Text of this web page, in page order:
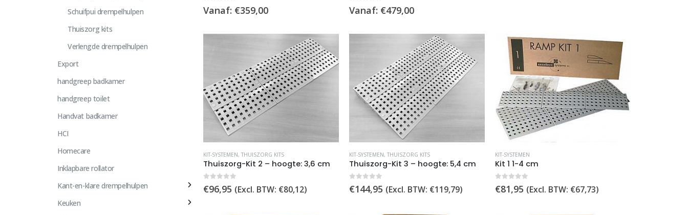
meerdere
worden
op
de
productpagina
out of 5
Vanaf: €359,00
meerdere
worden
op
productpagina
out of 5
Vanaf: €479,00
KIT-SYSTEMEN, THUISZORG KITS
Thuiszorg-Kit 2 – hoogte: 3,6 cm
€96,95 (Excl. BTW: €80,12)
KIT-SYSTEMEN, THUISZORG KITS
Thuiszorg-Kit 3 – hoogte: 5,4 cm
€144,95 (Excl. BTW: €119,79)
KIT-SYSTEMEN
Kit 1 1-4 cm
€81,95 (Excl. BTW: €67,73)
Schuifpui drempelhulpen
Thuiszorg kits
Verlengde drempelhulpen
Export
handgreep badkamer
handgreep toilet
Handvat badkamer
HCI
Homecare
Inklapbare rollator
Kant-en-klare drempelhulpen
Keuken